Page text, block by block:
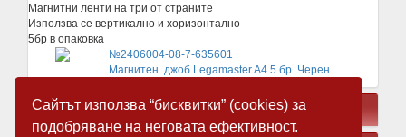
Сайтът използва “бисквитки” (cookies) за
подобряване на неговата ефективност.
Магнитни ленти на три от страните
Използва се вертикално и хоризонтално
5бр в опаковка
№2406004-08-7-635601
Магнитен джоб Legamaster A4 5 бр. Черен
СВЪРЗАНИ ПРОДУКТИ